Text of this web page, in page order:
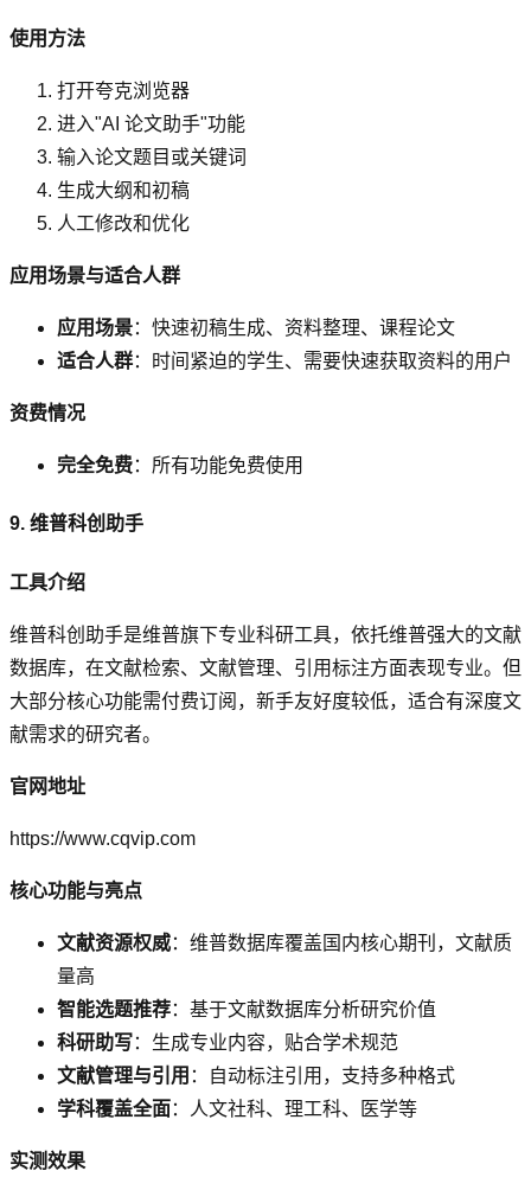
使用方法
打开夸克浏览器
进入"AI 论文助手"功能
输入论文题目或关键词
生成大纲和初稿
人工修改和优化
应用场景与适合人群
应用场景：快速初稿生成、资料整理、课程论文
适合人群：时间紧迫的学生、需要快速获取资料的用户
资费情况
完全免费：所有功能免费使用
9. 维普科创助手
工具介绍
维普科创助手是维普旗下专业科研工具，依托维普强大的文献
数据库，在文献检索、文献管理、引用标注方面表现专业。但
大部分核心功能需付费订阅，新手友好度较低，适合有深度文
献需求的研究者。
官网地址
https://www.cqvip.com
核心功能与亮点
文献资源权威：维普数据库覆盖国内核心期刊，文献质
量高
智能选题推荐：基于文献数据库分析研究价值
科研助写：生成专业内容，贴合学术规范
文献管理与引用 ：自动标注引用，支持多种格式
学科覆盖全面：人文社科、理工科、医学等
实测效果